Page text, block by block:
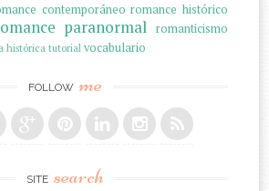
contemporáneo romance histórico
paranormal romanticismo
histórica tutorial vocabulario
FOLLOW me
SITE search